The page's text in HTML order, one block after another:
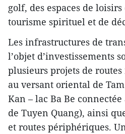
golf, des espaces de
tourisme spirituel et de
Les infrastructures de
l’objet d’investissements
plusieurs projets de
au versant oriental de
Kan – lac Ba Be
de Tuyen Quang), ainsi
et routes périphériques.